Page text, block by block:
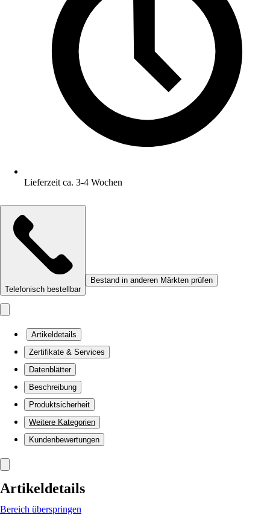
Lieferzeit ca. 3-4 Wochen
Telefonisch bestellbar
Bestand in anderen Märkten prüfen
Artikeldetails
Zertifikate & Services
Datenblätter
Beschreibung
Produktsicherheit
Weitere Kategorien
Kundenbewertungen
Artikeldetails
Bereich überspringen